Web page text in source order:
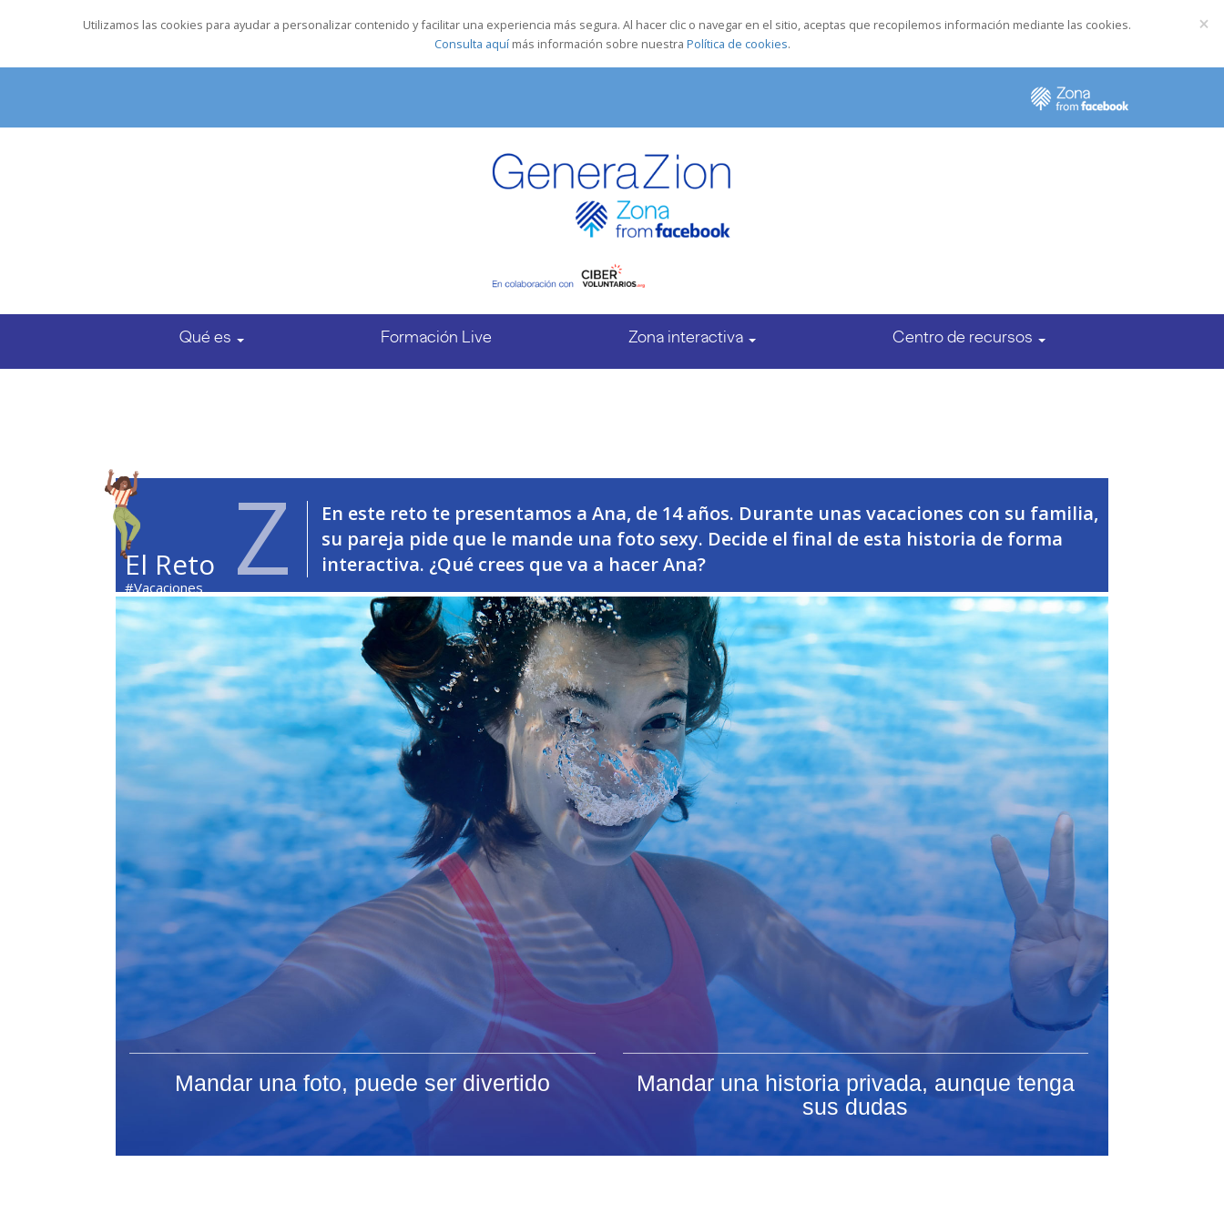
×
Utilizamos las cookies para ayudar a personalizar contenido y facilitar una experiencia más segura. Al hacer clic o navegar en el sitio, aceptas que recopilemos información mediante las cookies.
Consulta aquímás información sobre nuestra Política de cookies.
Qué es Formación Live Zona interactiva Centro de recursos
El Reto
#Vacaciones Z
En este reto te presentamos a Ana, de 14 años. Durante unas vacaciones con su familia,
su pareja pide que le mande una foto sexy. Decide el final de esta historia de forma
interactiva. ¿Qué crees que va a hacer Ana?
Mandar una foto, puede ser divertido
Mandar una historia privada, aunque tenga
sus dudas